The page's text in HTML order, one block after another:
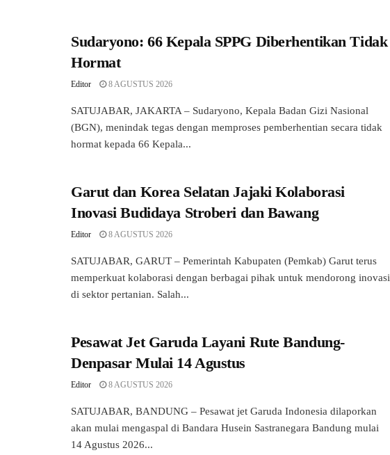
Sudaryono: 66 Kepala SPPG Diberhentikan Tidak
Hormat
Editor 8 AGUSTUS 2026
SATUJABAR, JAKARTA – Sudaryono, Kepala Badan Gizi Nasional
(BGN), menindak tegas dengan memproses pemberhentian secara tidak
hormat kepada 66 Kepala...
Garut dan Korea Selatan Jajaki Kolaborasi
Inovasi Budidaya Stroberi dan Bawang
Editor 8 AGUSTUS 2026
SATUJABAR, GARUT – Pemerintah Kabupaten (Pemkab) Garut terus
memperkuat kolaborasi dengan berbagai pihak untuk mendorong inovasi
di sektor pertanian. Salah...
Pesawat Jet Garuda Layani Rute Bandung-
Denpasar Mulai 14 Agustus
Editor 8 AGUSTUS 2026
SATUJABAR, BANDUNG – Pesawat jet Garuda Indonesia dilaporkan
akan mulai mengaspal di Bandara Husein Sastranegara Bandung mulai
14 Agustus 2026...